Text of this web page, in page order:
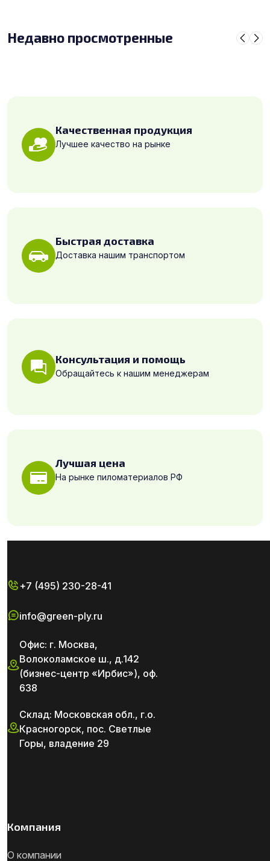
Недавно просмотренные
Качественная продукция
Лучшее качество на рынке
Быстрая доставка
Доставка нашим транспортом
Консультация и помощь
Обращайтесь к нашим менеджерам
Лучшая цена
На рынке пиломатериалов РФ
+7 (495) 230-28-41
info@green-ply.ru
Офис: г. Москва,
Волоколамское ш., д.142
(бизнес-центр «Ирбис»), оф.
638
Склад: Московская обл., г.о.
Красногорск, пос. Светлые
Горы, владение 29
Компания
О компании